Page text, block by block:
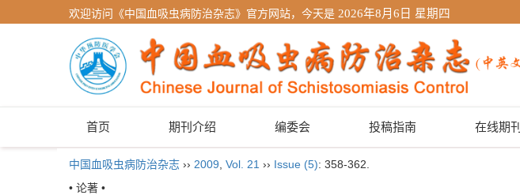
欢迎访问《中国血吸虫病防治杂志》官方网站，今天是 2026年8月6日 星期四
首页 期刊介绍 编委会 投稿指南 在线期刊
中国血吸虫病防治杂志 ›› 2009 Vol. 21 ›› Issue (5): 358-362.
• 论著 •